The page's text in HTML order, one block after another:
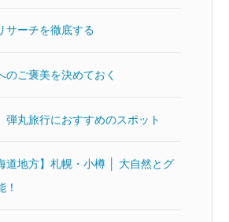
サーチを徹底する
のご褒美を決めておく
弾丸旅行におすすめのスポット
道地方】札幌・小樽 │ 大自然とグ
！